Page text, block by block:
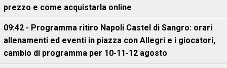
prezzo e come acquistarla online
09:42 - Programma ritiro Napoli Castel di Sangro: orari
allenamenti ed eventi in piazza con Allegri e i giocatori,
cambio di programma per 10-11-12 agosto